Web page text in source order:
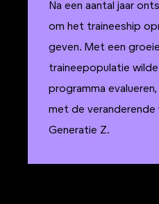
Na een aantal jaar
om het traineeship
geven. Met een
traineepopulatie
programma
met de veranderende
Generatie Z.